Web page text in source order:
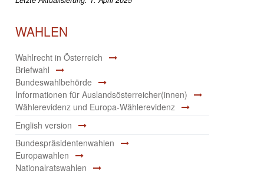
WAHLEN
Wahlrecht in Österreich
Briefwahl
Bundeswahlbehörde
Informationen für Auslandsösterreicher(innen)
Wählerevidenz und Europa-Wählerevidenz
English version
Bundespräsidentenwahlen
Europawahlen
Nationalratswahlen